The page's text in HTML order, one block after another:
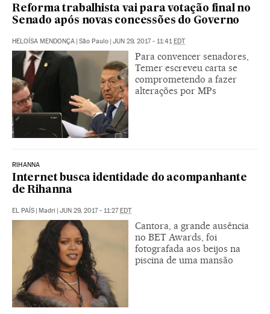
Reforma trabalhista vai para votação final no
Senado após novas concessões do Governo
HELOÍSA MENDONÇA | São Paulo | JUN 29, 2017 - 11:41EDT
Para convencer senadores,
Temer escreveu carta se
comprometendo a fazer
alterações por MPs
RIHANNA
Internet busca identidade do acompanhante
de Rihanna
EL PAÍS | Madri | JUN 29, 2017 - 11:27EDT
Cantora, a grande ausência
no BET Awards, foi
fotografada aos beijos na
piscina de uma mansão